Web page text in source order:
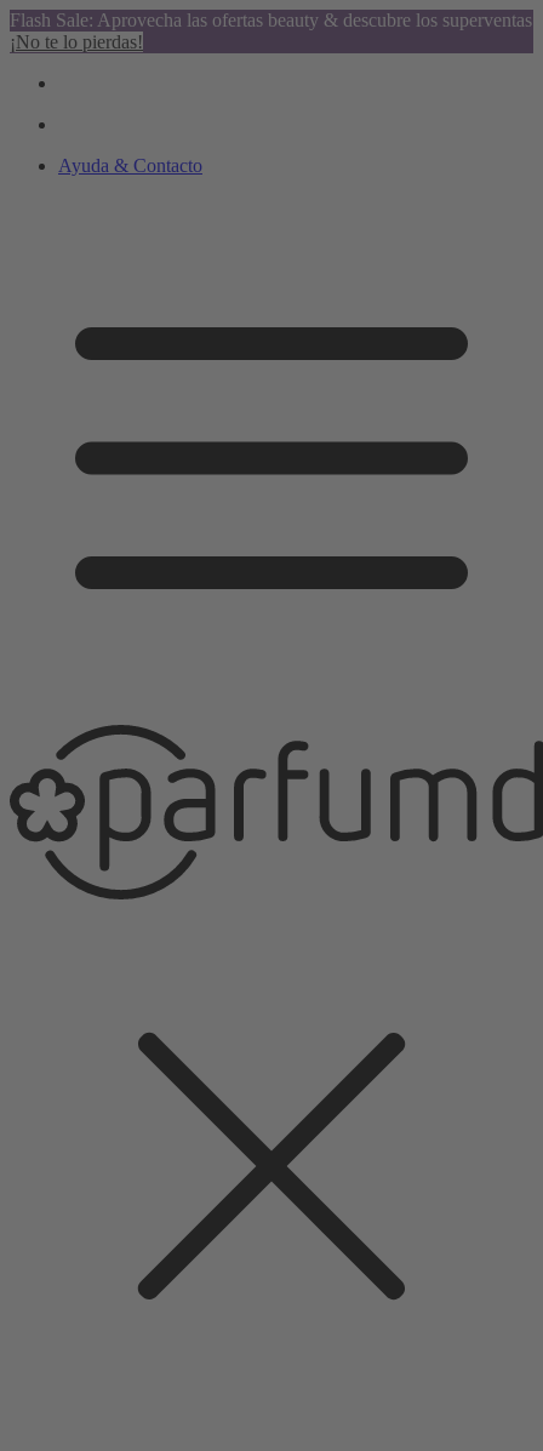
Flash Sale: Aprovecha las ofertas beauty & descubre los superventas
¡No te lo pierdas!
Ayuda & Contacto